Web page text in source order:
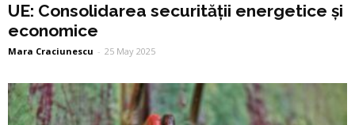
UE: Consolidarea securității energetice și
economice
Mara Craciunescu - 25 May 2025